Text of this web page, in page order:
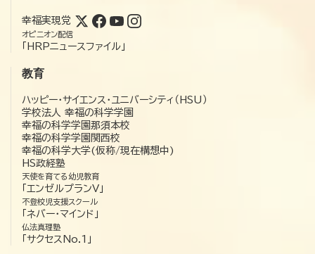
幸福実現党
オピニオン配信
「HRPニュースファイル」
教育
ハッピー・サイエンス・ユニバーシティ（HSU）
学校法人 幸福の科学学園
幸福の科学学園那須本校
幸福の科学学園関西校
幸福の科学大学(仮称/現在構想中)
HS政経塾
天使を育てる幼児教育
「エンゼルプランV」
不登校児支援スクール
「ネバー・マインド」
仏法真理塾
「サクセスNo.1」